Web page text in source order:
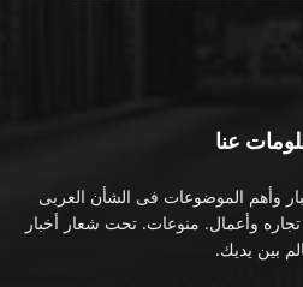
عنا
وأهم الموضوعات فى الشأن العربى
وأعمال. منوعات. تحت شعار أخبار
بين يديك.